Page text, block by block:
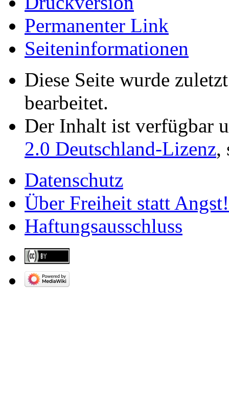
Permanenter Link
Seiten­­informationen
Diese Seite wurde
bearbeitet.
Der Inhalt ist verfügbar
2.0 Deutschland-Lizenz,
Datenschutz
Über Freiheit statt Angst!
Haftungsausschluss